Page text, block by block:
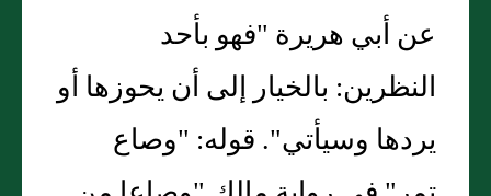
عن أبي هريرة "فهو بأحد
النظرين: بالخيار إلى أن يحوزها أو
يردها وسيأتي". قوله: "وصاع